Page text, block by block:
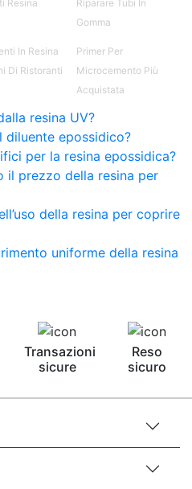
epossidica legno Colla
Collanti epossidici Colla
Cariche per Epossidici
Adesivo bicomponente
epossidica
Glitter Epossidico
Colle epossidiche
Adesivo epossidico
epossidica Colla
epossidico pro e
epossidica plastica See
Resina
Riparare Tubi In
Gomma
In Resina
Di Ristoranti
Primer Per
Microcemento Più
Acquistata
resina UV?
diluente epossidico?
per la resina epossidica?
il prezzo della resina per
della resina per coprire
uniforme della resina
Transazioni
sicure
Reso
sicuro